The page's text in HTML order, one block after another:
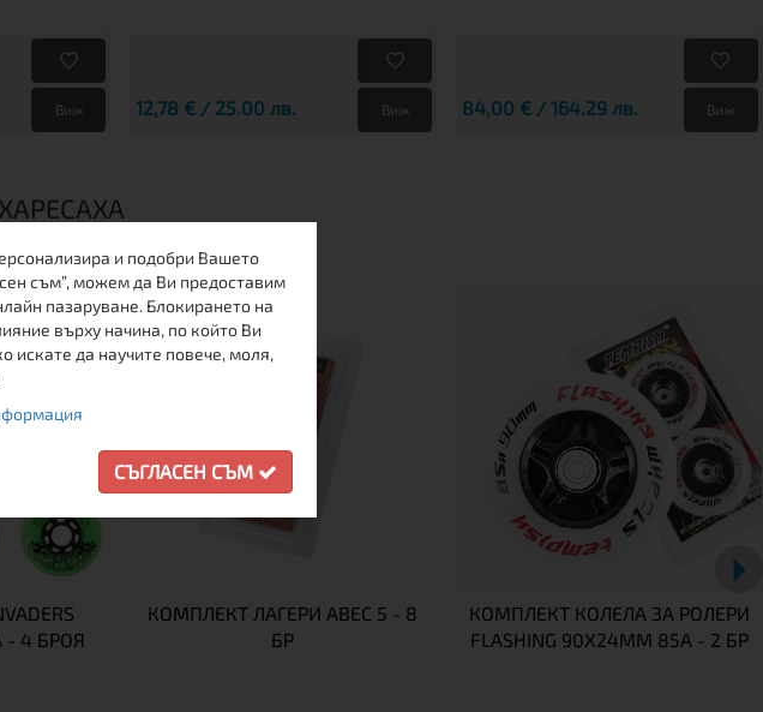
Виж 12,78 € / 25.00 лв. Виж 84,00 € / 164.29 лв. Виж
- 4 БРОЯ
КОМПЛЕКТ ЛАГЕРИ ABEC 5 - 8
БР
КОМПЛЕКТ КОЛЕЛА ЗА РОЛЕРИ
FLASHING 90X24MM 85A - 2 БР
и подобри Вашето
съм”, можем да Ви предоставим
пазаруване. Блокирането на
върху начина, по който Ви
искате да научите повече, моля,
СЪГЛАСЕН СЪМ